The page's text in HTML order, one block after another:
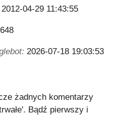
2012-04-29 11:43:55
648
2026-07-18 19:03:53
żadnych komentarzy
Bądź pierwszy i